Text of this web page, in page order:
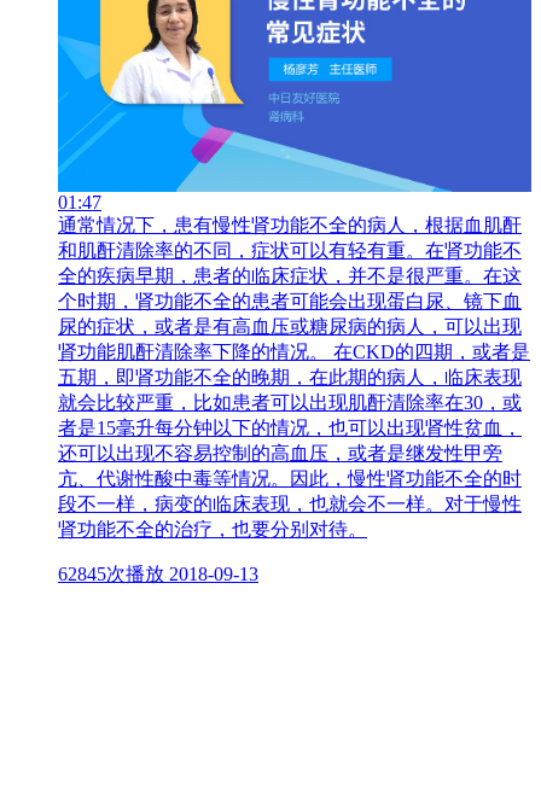
01:47
通常情况下，患有慢性肾功能不全的病人，根据血肌酐
和肌酐清除率的不同，症状可以有轻有重。在肾功能不
全的疾病早期，患者的临床症状，并不是很严重。在这
个时期，肾功能不全的患者可能会出现蛋白尿、镜下血
尿的症状，或者是有高血压或糖尿病的病人，可以出现
肾功能肌酐清除率下降的情况。 在CKD的四期，或者是
五期，即肾功能不全的晚期，在此期的病人，临床表现
就会比较严重，比如患者可以出现肌酐清除率在30，或
者是15毫升每分钟以下的情况，也可以出现肾性贫血，
还可以出现不容易控制的高血压，或者是继发性甲旁
亢、代谢性酸中毒等情况。因此，慢性肾功能不全的时
段不一样，病变的临床表现，也就会不一样。对于慢性
肾功能不全的治疗，也要分别对待。
62845次播放 2018-09-13